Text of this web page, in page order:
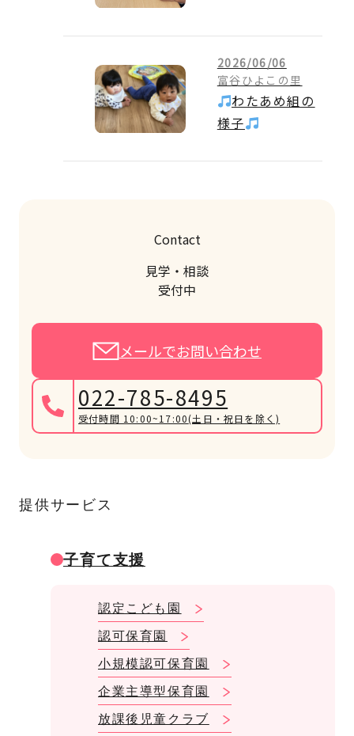
2026/06/06
富谷ひよこの里
わたあめ組の
様子
Contact
見学・相談
受付中
メールでお問い合わせ
022-785-8495
受付時間 10:00~17:00(土日・祝日を除く)
提供サービス
子育て支援
認定こども園
認可保育園
小規模認可保育園
企業主導型保育園
放課後児童クラブ